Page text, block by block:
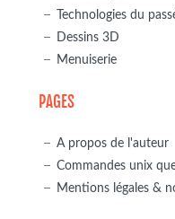
Technologies du
Dessins 3D
Menuiserie
PAGES
A propos de l'auteur
Commandes unix
Mentions légales &